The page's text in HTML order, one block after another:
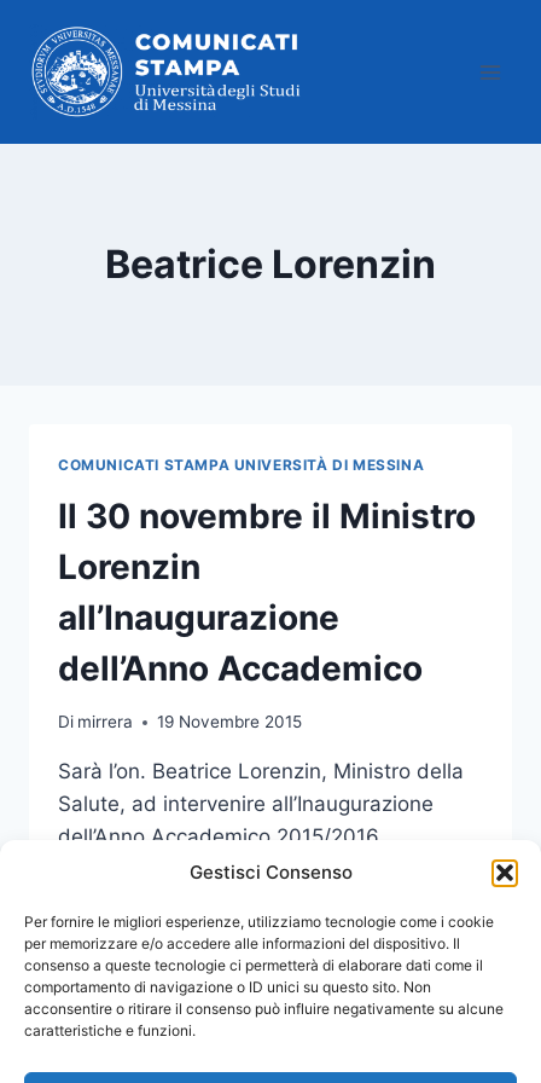
Gestisci Consenso
Per fornire le migliori esperienze, utilizziamo tecnologie come i cookie
per memorizzare e/o accedere alle informazioni del dispositivo. Il
consenso a queste tecnologie ci permetterà di elaborare dati come il
comportamento di navigazione o ID unici su questo sito. Non
acconsentire o ritirare il consenso può influire negativamente su alcune
caratteristiche e funzioni.
contenuto
Beatrice Lorenzin
COMUNICATI STAMPA UNIVERSITÀ DI MESSINA
Il 30 novembre il Ministro
Lorenzin
all’Inaugurazione
dell’Anno Accademico
Di mirrera 19 Novembre 2015
Sarà l’on. Beatrice Lorenzin, Ministro della
Salute, ad intervenire all’Inaugurazione
dell’Anno Accademico 2015/2016
dell’Università di Messina.
LEGGI DI PIÙIL
30
NOVEMBRE
IL
MINISTRO
ALL’INAUGURAZIONE